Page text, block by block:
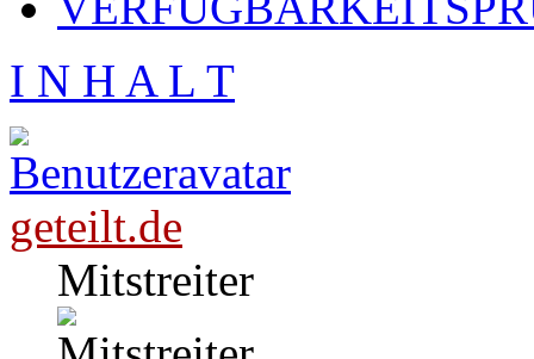
I N H A L T
geteilt.de
Mitstreiter